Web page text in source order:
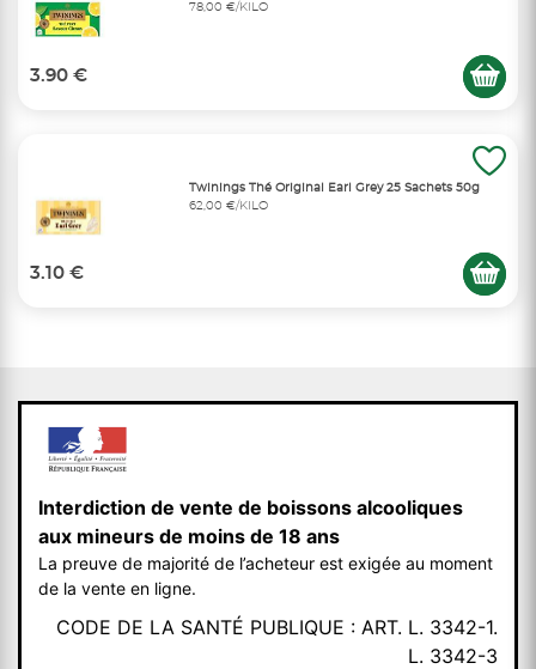
78,00 €/KILO
3.90 €
Twinings Thé Original Earl Grey 25 Sachets 50g
62,00 €/KILO
3.10 €
Interdiction de vente de boissons alcooliques
aux mineurs de moins de 18 ans
La preuve de majorité de l’acheteur est exigée au moment
de la vente en ligne.
CODE DE LA SANTÉ PUBLIQUE : ART. L. 3342-1.
L. 3342-3